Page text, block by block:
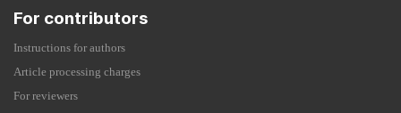
For contributors
Instructions for authors
Article processing charges
For reviewers